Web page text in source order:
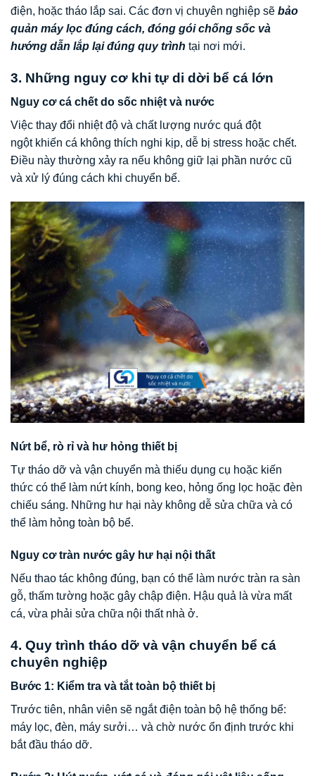
điện, hoặc tháo lắp sai. Các đơn vị chuyên nghiệp sẽ bảo
quản máy lọc đúng cách, đóng gói chống sốc và
hướng dẫn lắp lại đúng quy trình tại nơi mới.
3. Những nguy cơ khi tự di dời bể cá lớn
Nguy cơ cá chết do sốc nhiệt và nước
Việc thay đổi nhiệt độ và chất lượng nước quá đột
ngột khiến cá không thích nghi kịp, dễ bị stress hoặc chết.
Điều này thường xảy ra nếu không giữ lại phần nước cũ
và xử lý đúng cách khi chuyển bể.
Nứt bể, rò rỉ và hư hỏng thiết bị
Tự tháo dỡ và vận chuyển mà thiếu dụng cụ hoặc kiến
thức có thể làm nứt kính, bong keo, hỏng ống lọc hoặc đèn
chiếu sáng. Những hư hại này không dễ sửa chữa và có
thể làm hỏng toàn bộ bể.
Nguy cơ tràn nước gây hư hại nội thất
Nếu thao tác không đúng, bạn có thể làm nước tràn ra sàn
gỗ, thấm tường hoặc gây chập điện. Hậu quả là vừa mất
cá, vừa phải sửa chữa nội thất nhà ở.
4. Quy trình tháo dỡ và vận chuyển bể cá
chuyên nghiệp
Bước 1: Kiểm tra và tắt toàn bộ thiết bị
Trước tiên, nhân viên sẽ ngắt điện toàn bộ hệ thống bể:
máy lọc, đèn, máy sưởi… và chờ nước ổn định trước khi
bắt đầu tháo dỡ.